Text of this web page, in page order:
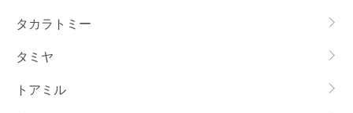
タカラトミー
タミヤ
トアミル